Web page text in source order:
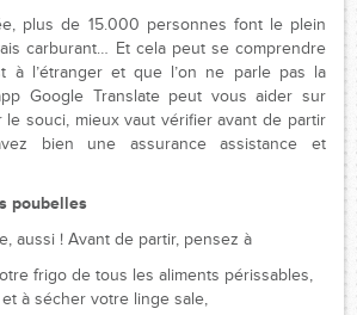
plus de 15.000 personnes font le plein
carburant… Et cela peut se comprendre
à l’étranger et que l’on ne parle pas la
Google Translate peut vous aider sur
le souci, mieux vaut vérifier avant de partir
bien une assurance assistance et
poubelles
aussi ! Avant de partir, pensez à
frigo de tous les aliments périssables,
à sécher votre linge sale,